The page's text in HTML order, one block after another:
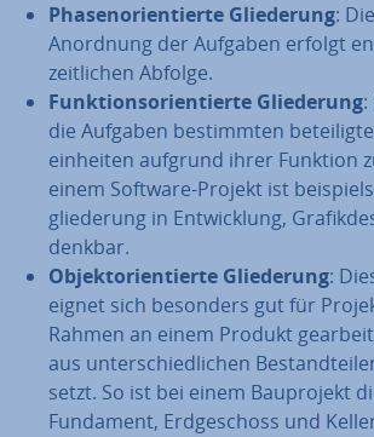
Pha­sen­ori­en­tier­te Glie­de­rung:
Anordnung der Aufgaben erfolgt
zeit­li­chen Abfolge.
Funk­ti­ons­ori­en­tier­te Glie­de­rung
die Aufgaben be­stimm­ten
ein­hei­ten aufgrund ihrer Funktion
einem Software-Projekt ist
glie­de­rung in Ent­wick­lung,
denkbar.
Ob­jekt­ori­en­tier­te Glie­de­rung:
eignet sich besonders gut für
Rahmen an einem Produkt
aus un­ter­schied­li­chen
setzt. So ist bei einem Bau­pro­jekt
Fundament, Erd­ge­schoss und